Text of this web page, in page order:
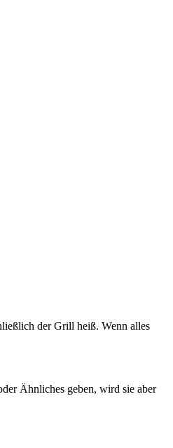
der Grill heiß. Wenn alles
Ähnliches geben, wird sie aber